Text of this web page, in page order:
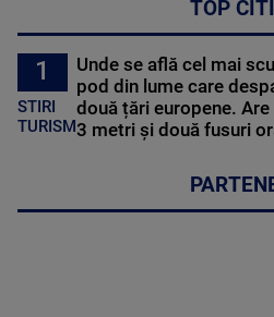
1
STIRI
TURISM
Unde se află cel mai
pod din lume care
două țări europene. Are
3 metri și două fusuri